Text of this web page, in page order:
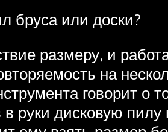
бруса или доски?
размеру, и
на
говорит о
руки дисковую